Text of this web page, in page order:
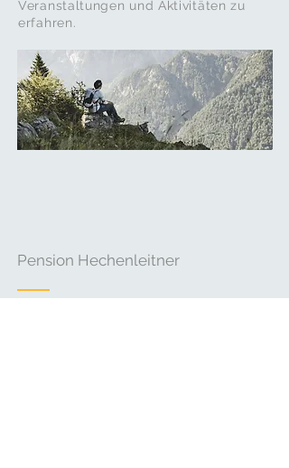
Veranstaltungen und Aktivitäten zu
erfahren.
Pension Hechenleitner